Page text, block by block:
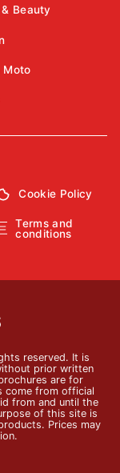
Beauty
Moto
Cookie Policy
Terms and
conditions
reserved. It is
prior written
are for
come from official
from and until the
of this site is
Prices may